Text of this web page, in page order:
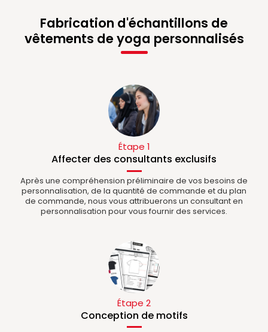
Fabrication d'échantillons de
vêtements de yoga personnalisés
Étape 1
Affecter des consultants exclusifs
Après une compréhension préliminaire de vos besoins de
personnalisation, de la quantité de commande et du plan
de commande, nous vous attribuerons un consultant en
personnalisation pour vous fournir des services.
Étape 2
Conception de motifs